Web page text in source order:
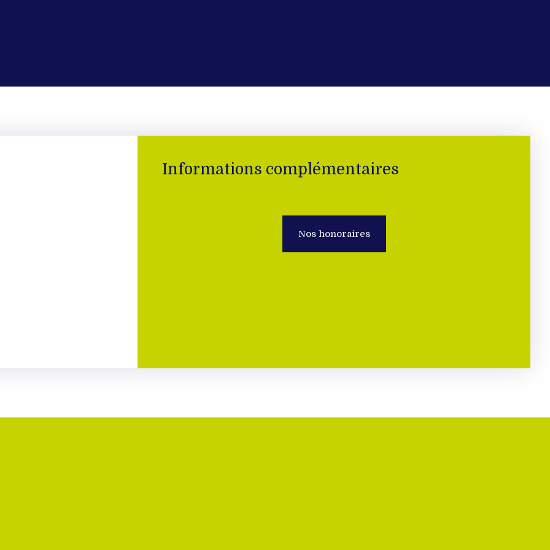
Informations complémentaires
Nos honoraires